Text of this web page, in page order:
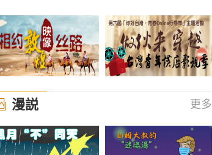
漫説 更多